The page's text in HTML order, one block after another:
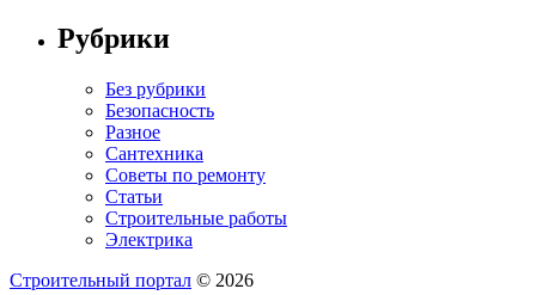
Рубрики
Без рубрики
Безопасность
Разное
Сантехника
Советы по ремонту
Статьи
Строительные работы
Электрика
Строительный портал © 2026